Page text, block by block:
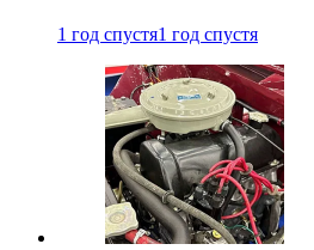
1 год спустя1 год спустя